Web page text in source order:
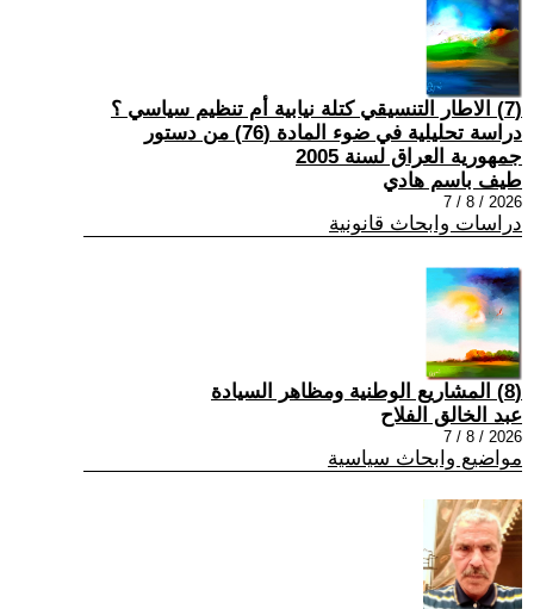
(7) الاطار التنسيقي كتلة نيابية أم تنظيم سياسي ؟
دراسة تحليلية في ضوء المادة (76) من دستور
جمهورية العراق لسنة 2005
طيف باسم هادي
2026 / 8 / 7
دراسات وابحاث قانونية
(8) المشاريع الوطنية ومظاهر السيادة
عبد الخالق الفلاح
2026 / 8 / 7
مواضيع وابحاث سياسية